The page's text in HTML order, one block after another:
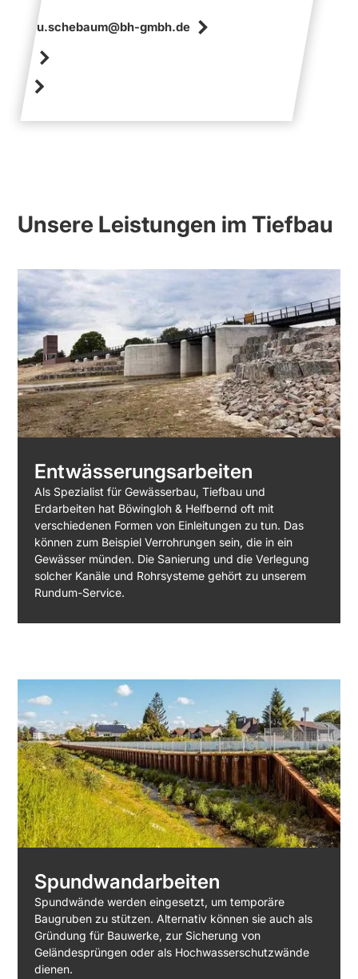
u.schebaum@bh-gmbh.de
Unsere Leistungen im Tiefbau
Entwässerungsarbeiten
Als Spezialist für Gewässerbau, Tiefbau und
Erdarbeiten hat Böwingloh & Helfbernd oft mit
verschiedenen Formen von Einleitungen zu tun. Das
können zum Beispiel Verrohrungen sein, die in ein
Gewässer münden. Die Sanierung und die Verlegung
solcher Kanäle und Rohrsysteme gehört zu unserem
Rundum-Service.
Spundwandarbeiten
Spundwände werden eingesetzt, um temporäre
Baugruben zu stützen. Alternativ können sie auch als
Gründung für Bauwerke, zur Sicherung von
Geländesprüngen oder als Hochwasserschutzwände
dienen.